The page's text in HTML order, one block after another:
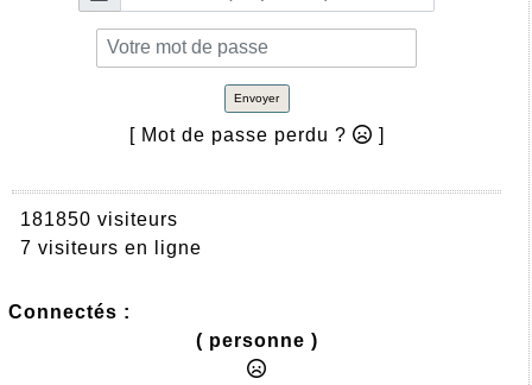
Envoyer
[ Mot de passe perdu ? ]
181850 visiteurs
7 visiteurs en ligne
Connectés :
( personne )